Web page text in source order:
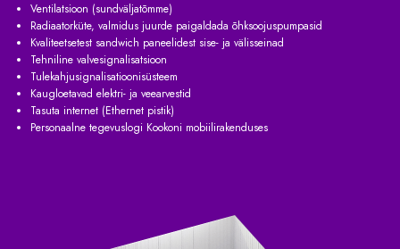
Ventilatsioon (sundväljatõmme)
Radiaatorküte, valmidus juurde paigaldada õhksoojuspumpasid
Kvaliteetsetest sandwich paneelidest sise- ja välisseinad
Tehniline valvesignalisatsioon
Tulekahjusignalisatioonisüsteem
Kaugloetavad elektri- ja veearvestid
Tasuta internet (Ethernet pistik)
Personaalne tegevuslogi Kookoni mobiilirakenduses